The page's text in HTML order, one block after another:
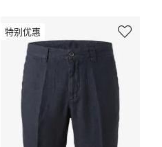
特别优惠